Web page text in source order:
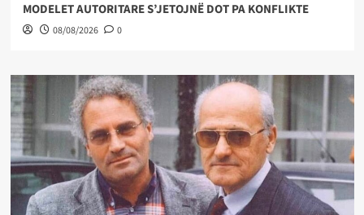
MODELET AUTORITARE S’JETOJNË DOT PA KONFLIKTE
08/08/2026 0